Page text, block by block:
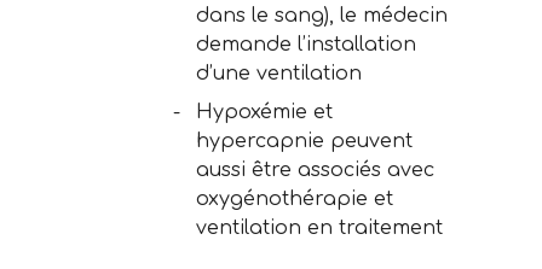
dans le sang), le médecin
demande l’installation
d’une ventilation
Hypoxémie et
hypercapnie peuvent
aussi être associés avec
oxygénothérapie et
ventilation en traitement